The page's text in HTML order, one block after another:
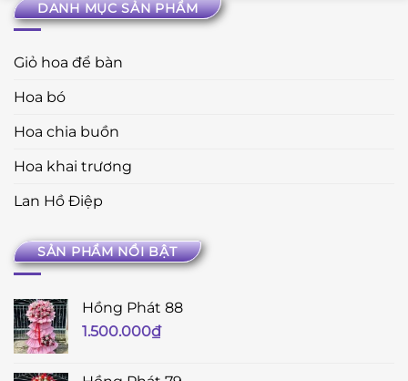
DANH MỤC SẢN PHẨM
Giỏ hoa để bàn
Hoa bó
Hoa chia buồn
Hoa khai trương
Lan Hồ Điệp
SẢN PHẨM NỔI BẬT
Hồng Phát 88
1.500.000₫